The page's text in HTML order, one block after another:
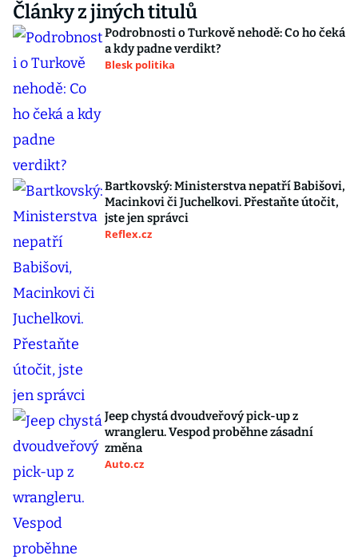
Články z jiných titulů
Podrobnosti o Turkově nehodě: Co ho čeká
a kdy padne verdikt?
Blesk politika
Bartkovský: Ministerstva nepatří Babišovi,
Macinkovi či Juchelkovi. Přestaňte útočit,
jste jen správci
Reflex.cz
Jeep chystá dvoudveřový pick-up z
wrangleru. Vespod proběhne zásadní
změna
Auto.cz